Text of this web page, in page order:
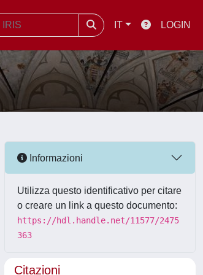
IT LOGIN
Informazioni
Utilizza questo identificativo per citare
o creare un link a questo documento:
https://hdl.handle.net/11577/2475
363
Citazioni